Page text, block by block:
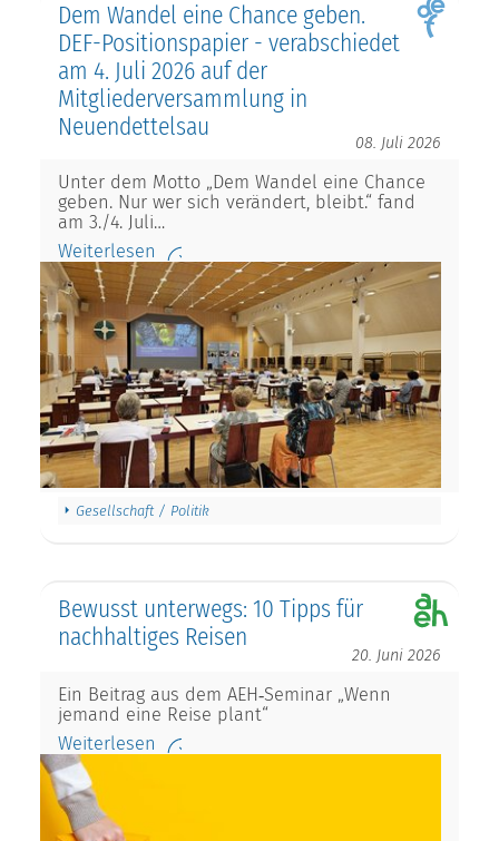
Dem Wandel eine Chance geben.
DEF-Positionspapier - verabschiedet
am 4. Juli 2026 auf der
Mitgliederversammlung in
Neuendettelsau
08. Juli 2026
Unter dem Motto „Dem Wandel eine Chance
geben. Nur wer sich verändert, bleibt.“ fand
am 3./4. Juli…
Weiterlesen
Gesellschaft / Politik
Bewusst unterwegs: 10 Tipps für
nachhaltiges Reisen
20. Juni 2026
Ein Beitrag aus dem AEH‑Seminar „Wenn
jemand eine Reise plant“
Weiterlesen